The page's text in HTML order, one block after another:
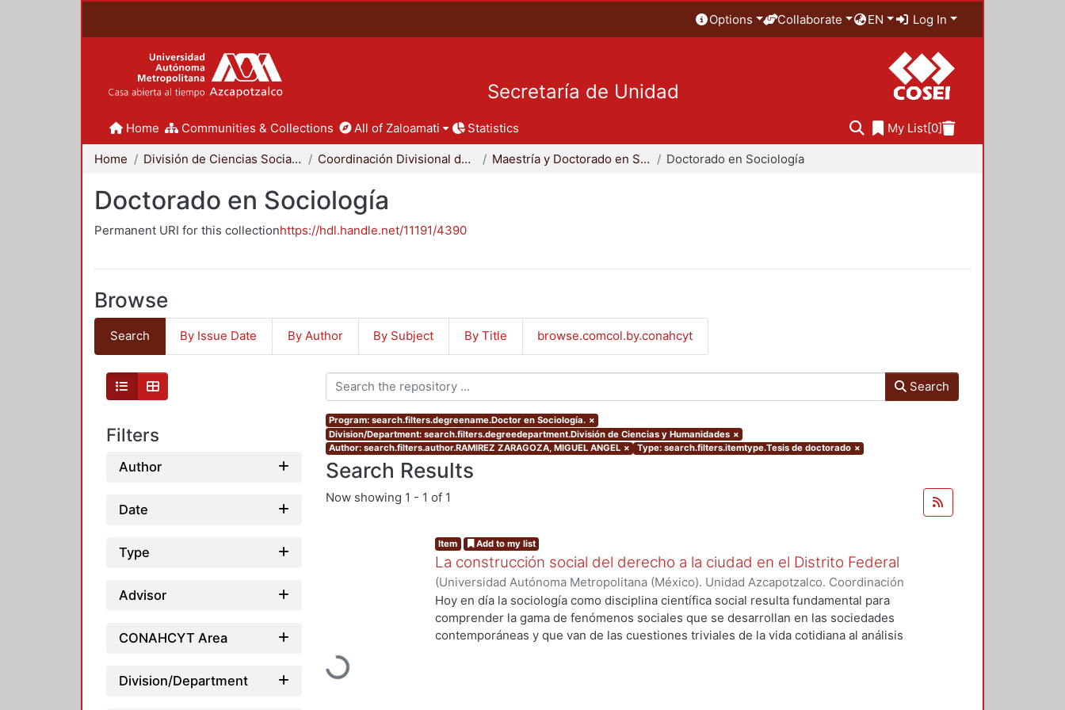
Options Collaborate EN Log In
Secretaría de Unidad
Home Communities & Collections All of Zaloamati Statistics My List[0]
Home División de Ciencias Sociales y Humanidades Coordinación Divisional de Posgrado Maestría y Doctorado en Sociología Doctorado en Sociología
Doctorado en Sociología
Permanent URI for this collectionhttps://hdl.handle.net/11191/4390
Browse
Search By Issue Date By Author By Subject By Title browse.comcol.by.conahcyt
Filters
Author
Date
Type
Advisor
CONAHCYT Area
Division/Department
Search
Program: search.filters.degreename.Doctor en Sociología. ×
Division/Department: search.filters.degreedepartment.División de Ciencias y Humanidades ×
Author: search.filters.author.RAMIREZ ZARAGOZA, MIGUEL ANGEL × Type: search.filters.itemtype.Tesis de doctorado ×
Search Results
Now showing 1 - 1 of 1
Loading...
Item Add to my list
La construcción social del derecho a la ciudad en el Distrito Federal
(Universidad Autónoma Metropolitana (México). Unidad Azcapotzalco. Coordinación
de Servicios de Información., 2013-12)RAMIREZ ZARAGOZA, MIGUEL ANGEL
Hoy en día la sociología como disciplina científica social resulta fundamental para
comprender la gama de fenómenos sociales que se desarrollan en las sociedades
contemporáneas y que van de las cuestiones triviales de la vida cotidiana al análisis